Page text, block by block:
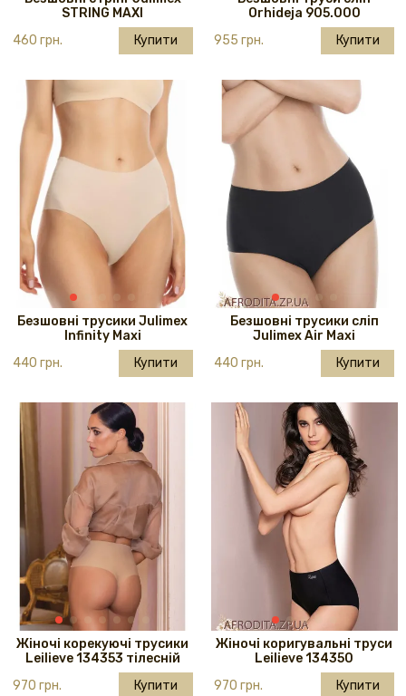
STRING MAXI
460 грн.
Купити
Orhideja 905.000
955 грн.
Купити
Безшовні трусики Julimex
Infinity Maxi
440 грн.
Купити
Безшовні трусики сліп
Julimex Air Maxi
440 грн.
Купити
Жіночі корекуючі трусики
Leilieve 134353 тілесній
970 грн.
Купити
Жіночі коригувальні труси
Leilieve 134350
970 грн.
Купити